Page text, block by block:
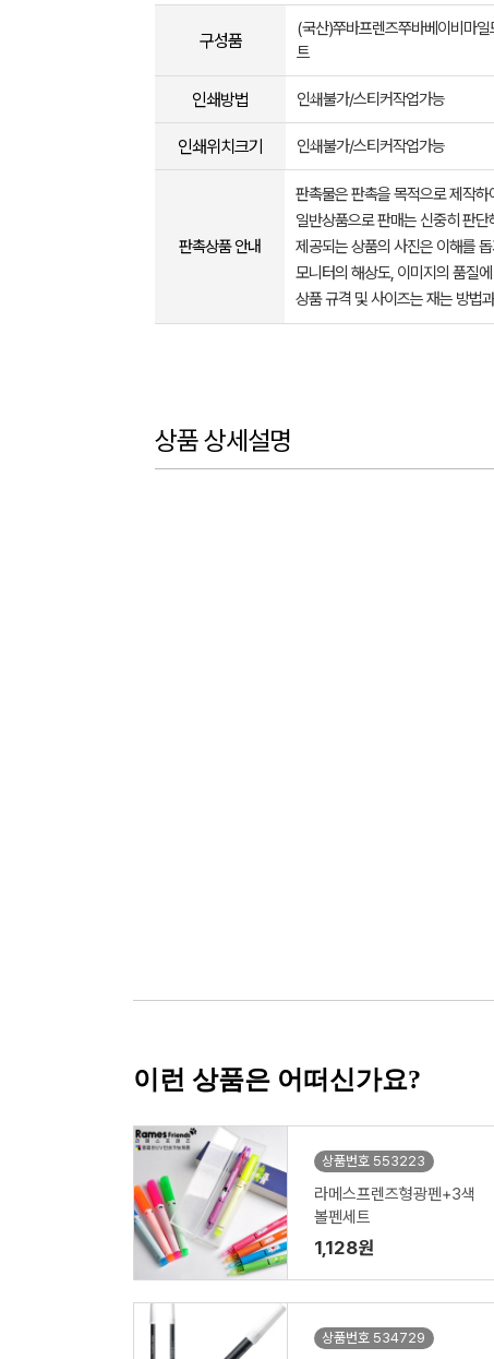
구성품
(국산)쭈바프렌즈쭈바베이비마일
트
인쇄방법 인쇄불가/스티커작업가능
인쇄위치크기 인쇄불가/스티커작업가능
판촉상품 안내
판촉물은 판촉을 목적으로 제작
일반상품으로 판매는 신중히 판
제공되는 상품의 사진은 이해를
모니터의 해상도, 이미지의 품질
상품 규격 및 사이즈는 재는 방법
상품 상세설명
이런 상품은 어떠신가요?
상품번호 553223
라메스프렌즈형광펜+3색
볼펜세트
1,128원
상품번호 534729